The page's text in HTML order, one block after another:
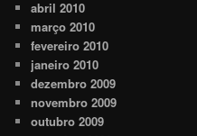
abril 2010
março 2010
fevereiro 2010
janeiro 2010
dezembro 2009
novembro 2009
outubro 2009